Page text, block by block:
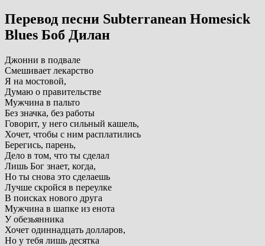
Перевод песни Subterranean Homesick
Blues Боб Дилан
Джонни в подвале
Смешивает лекарство
Я на мостовой,
Думаю о правительстве
Мужчина в пальто
Без значка, без работы
Говорит, у него сильный кашель,
Хочет, чтобы с ним расплатились
Берегись, парень,
Дело в том, что ты сделал
Лишь Бог знает, когда,
Но ты снова это сделаешь
Лучше скройся в переулке
В поисках нового друга
Мужчина в шапке из енота
У обезьянника
Хочет одиннадцать долларов,
Но у тебя лишь десятка